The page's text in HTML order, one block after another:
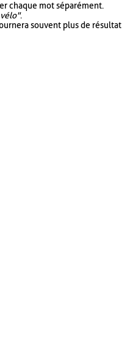
chaque mot séparément.
.
souvent plus de résultat